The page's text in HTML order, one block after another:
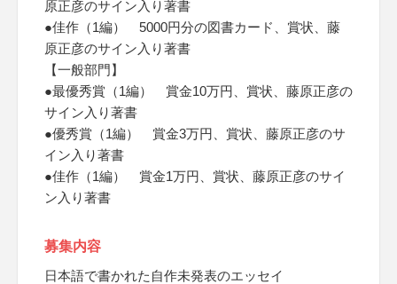
原正彦のサイン入り著書
●佳作（1編） 5000円分の図書カード、賞状、藤
原正彦のサイン入り著書
【一般部門】
●最優秀賞（1編） 賞金10万円、賞状、藤原正彦の
サイン入り著書
●優秀賞（1編） 賞金3万円、賞状、藤原正彦のサ
イン入り著書
●佳作（1編） 賞金1万円、賞状、藤原正彦のサイ
ン入り著書
募集内容
日本語で書かれた自作未発表のエッセイ